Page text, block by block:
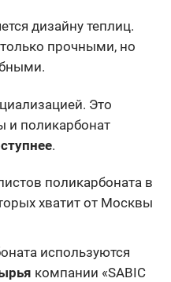
дизайну теплиц.
прочными, но
Это
и поликарбонат
.
поликарбоната в
хватит от Москвы
используются
компании «SABIC